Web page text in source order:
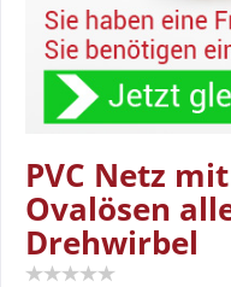
PVC Netz
Ovalösen
Drehwirbel